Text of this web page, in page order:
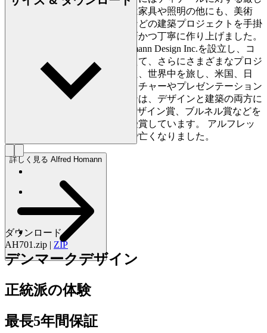
い追求が窺えます。ホーマンは家具や照明の他にも、美術
館、駅、個人住宅、公共施設などの建築プロジェクトを手掛
け、その一つ一つを非常に精巧かつ丁寧に作り上げました。
1987年、ホーマンは米国にHomann Design Inc.を設立し、コ
ペンハーゲンのスタジオに加えて、さらにさまざまなプロジ
ェクトに取り組みました。また、世界中を旅し、米国、日
本、ロシア、ヨーロッパでレクチャーやプレゼンテーション
を行いました。さらにホーマンは、デザインと建築の両方に
おいて、レッドドット賞、IFデザイン賞、ブルネル賞などを
はじめ、数々の国際的な賞を受賞しています。 アルフレッ
ド・ホーマンは2022年に74歳で亡くなりました。
詳しく見る Alfred Homann
ダウンロード
AH701.zip | ZIP
デンマークデザイン
正統派の体験
最長5年間保証